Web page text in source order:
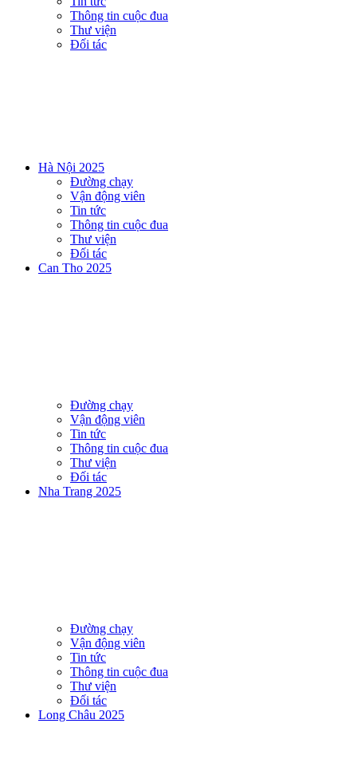
Thông tin cuộc đua
Thư viện
Đối tác
Hà Nội 2025
Đường chạy
Vận động viên
Tin tức
Thông tin cuộc đua
Thư viện
Đối tác
Can Tho 2025
Đường chạy
Vận động viên
Tin tức
Thông tin cuộc đua
Thư viện
Đối tác
Nha Trang 2025
Đường chạy
Vận động viên
Tin tức
Thông tin cuộc đua
Thư viện
Đối tác
Long Châu 2025